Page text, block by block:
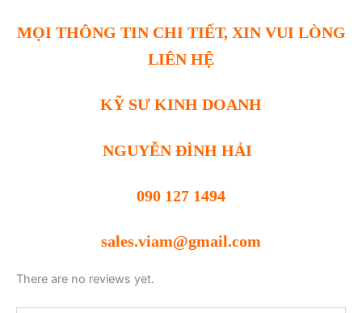
MỌI THÔNG TIN CHI TIẾT, XIN VUI LÒNG
LIÊN HỆ
KỸ SƯ KINH DOANH
NGUYỄN ĐÌNH HẢI
090 127 1494
sales.viam@gmail.com
There are no reviews yet.